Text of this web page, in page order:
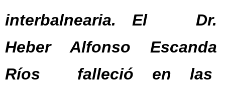
interbalnearia. El Dr.
Heber Alfonso Escanda
Ríos falleció en las